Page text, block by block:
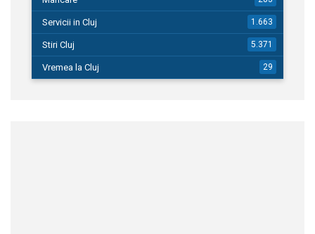
Servicii in Cluj 1.663
Stiri Cluj 5.371
Vremea la Cluj 29